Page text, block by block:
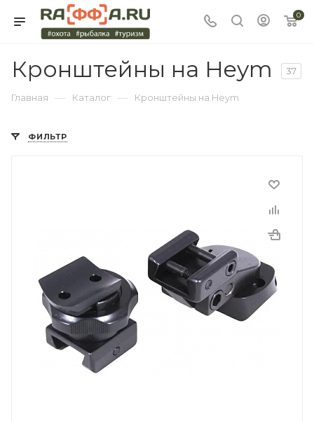
0
Кронштейны на Heym 37
Главная — Каталог — Кронштейны на Heym
ФИЛЬТР